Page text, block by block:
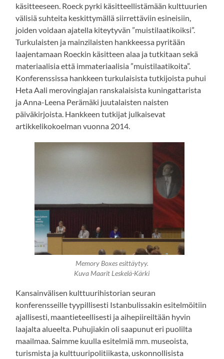
käsitteeseen. Roeck pyrki käsitteellistämään kulttuurien
välisiä suhteita keskittymällä siirrettäviin esineisiin,
joiden voidaan ajatella kiteytyvän ”muistilaatikoiksi”.
Turkulaisten ja mainzilaisten hankkeessa pyritään
laajentamaan Roeckin käsitteen alaa ja tutkitaan sekä
materiaalisia että immateriaalisia ”muistilaatikoita”.
Konferenssissa hankkeen turkulaisista tutkijoista puhui
Heta Aali merovingiajan ranskalaisista kuningattarista
ja Anna-Leena Perämäki juutalaisten naisten
päiväkirjoista. Hankkeen tutkijat julkaisevat
artikkelikokoelman vuonna 2014.
Memory Boxes esittäytyy.
Kuva Maarit Leskelä-Kärki
Kansainvälisen kulttuurihistorian seuran
konferensseille tyypillisesti Istanbulissakin esitelmöitiin
ajallisesti, maantieteellisesti ja aihepiireiltään hyvin
laajalta alueelta. Puhujiakin oli saapunut eri puolilta
maailmaa. Saimme kuulla esitelmiä mm. museoista,
turismista ja kulttuuripolitiikasta, uskonnollisista